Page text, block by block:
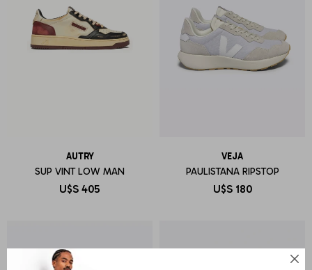

AUTRY
SUP VINT LOW MAN
U$S 405
VEJA
PAULISTANA RIPSTOP
U$S 180